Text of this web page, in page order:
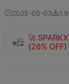
2025-05-03
🚀
(26%